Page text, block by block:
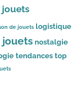
jouets
de jouets logistique
jouets nostalgie
tendances top